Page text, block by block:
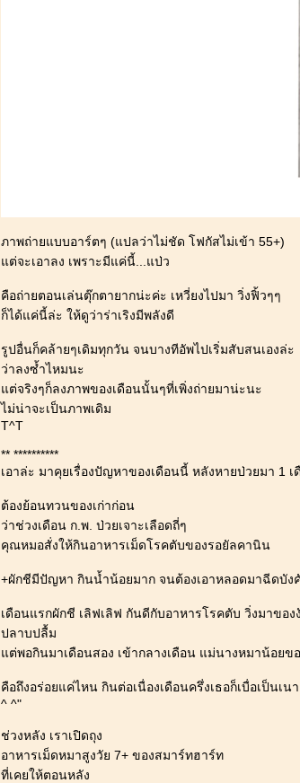
ภาพถ่ายแบบอาร์ตๆ (แปลว่าไม่ชัด โฟกัสไม่เข้า 55+)
ต่จะเอาลง เพราะมีแค่นี้...แป่ว
คือถ่ายตอนเล่นตุ๊กตายากน่ะค่ะ เหวี่ยงไปมา วิ่งฟิ้วๆๆ
ก็ได้แค่นี้ล่ะ ให้ดูว่าร่าเริงมีพลังดี
รูปอื่นก็คล้ายๆเดิมทุกวัน จนบางทีอัพไปเริ่มสับสนเองล่ะ
ว่าลงซ้ำไหมนะ
ต่จริงๆก็ลงภาพของเดือนนั้นๆที่เพิ่งถ่ายมาน่ะนะ
ไม่น่าจะเป็นภาพเดิม
T^T
** **********
เอาล่ะ มาคุยเรื่องปัญหาของเดือนนี้ หลังหายป่วยมา 1 เ
ต้องย้อนทวนของเก่าก่อน
ว่าช่วงเดือน ก.พ. ป่วยเจาะเลือดถี่ๆ
คุณหมอสั่งให้กินอาหารเม็ดโรคตับของรอยัลคานิน
+ผักชีมีปัญหา กินน้ำน้อยมาก จนต้องเอาหลอดมาฉีดบัง
เดือนแรกผักชี เลิฟเลิฟ กันดีกับอาหารโรคตับ วิ่งมาขอ
ปลาบปลื้ม
ต่พอกินมาเดือนสอง เข้ากลางเดือน แม่นางหมาน้อยข
คือถึงอร่อยแค่ไหน กินต่อเนื่องเดือนครึ่งเธอก็เบื่อเป็นเน
^ ^"
ช่วงหลัง เราเปิดถุง
อาหารเม็ดหมาสูงวัย 7+ ของสมาร์ทฮาร์ท
ที่เคยให้ตอนหลัง